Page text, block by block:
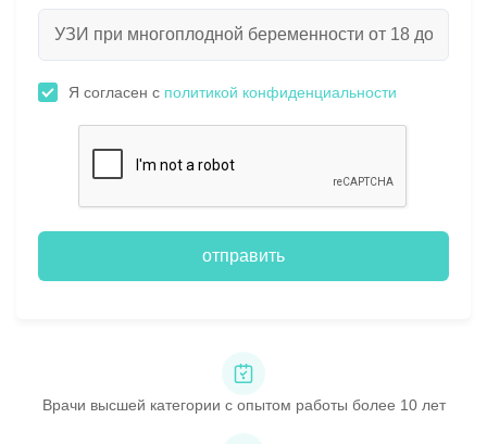
Врачи высшей категории с опытом работы более 10 лет
Я согласен с политикой конфиденциальности
отправить